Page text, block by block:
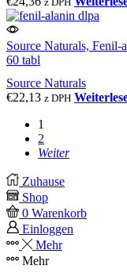
Source Naturals,
60 tabl
Source Naturals
€22,13 z DPH
1
2
Weiter
Zuhause
Shop
0 Warenkorb
Einloggen
Mehr
Mehr